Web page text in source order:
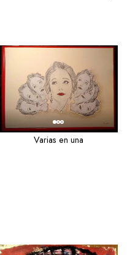
Varias en una